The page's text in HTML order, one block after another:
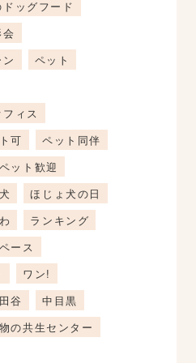
ッグフード
ペット
ィス
可
ペット同伴
ペット歓迎
ほじょ犬の日
ランキング
ース
ワン!
谷
中目黒
の共生センター